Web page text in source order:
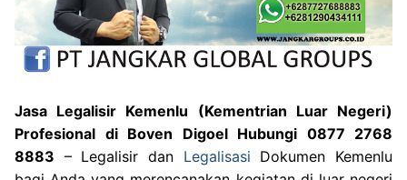
Jasa Legalisir Kemenlu (Kementrian Luar Negeri)
Profesional di Boven Digoel Hubungi 0877 2768
8883 – Legalisir dan Legalisasi Dokumen Kemenlu